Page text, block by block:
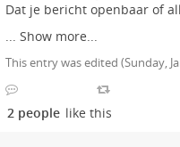
Dat je bericht openbaar of
... Show more...
This entry was edited (Sunday,
2 people like this